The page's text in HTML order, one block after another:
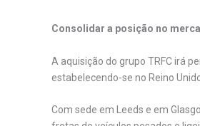
Consolidar a posição no
A aquisição do grupo TRFC irá
estabelecendo-se no Reino
Com sede em Leeds e em